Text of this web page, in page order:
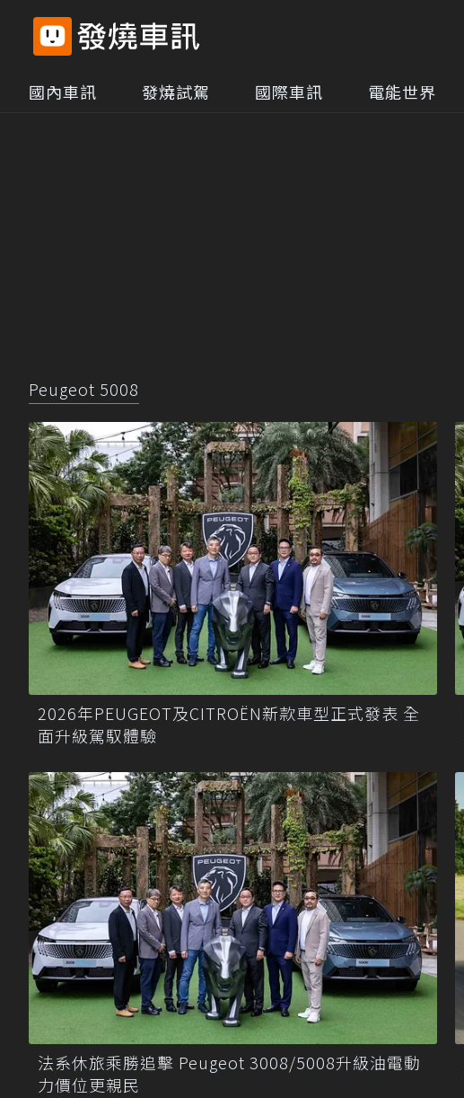
國內車訊 發燒試駕 國際車訊 電能世界
Peugeot 5008
2026年PEUGEOT及CITROËN新款車型正式發表 全
面升級駕馭體驗
法系休旅乘勝追擊 Peugeot 3008/5008升級油電動
力價位更親民